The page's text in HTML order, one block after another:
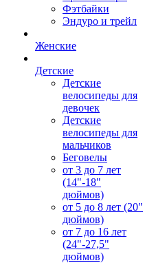
Фэтбайки
Эндуро и трейл
Женские
Детские
Детские
велосипеды для
девочек
Детские
велосипеды для
мальчиков
Беговелы
от 3 до 7 лет
(14"-18"
дюймов)
от 5 до 8 лет (20"
дюймов)
от 7 до 16 лет
(24"-27,5"
дюймов)